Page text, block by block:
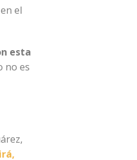
el
esta
no es